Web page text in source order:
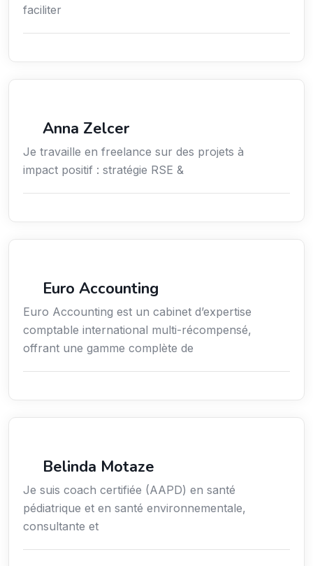
faciliter
Anna Zelcer
Je travaille en freelance sur des projets à
impact positif : stratégie RSE &
Euro Accounting
Euro Accounting est un cabinet d’expertise
comptable international multi-récompensé,
offrant une gamme complète de
Belinda Motaze
Je suis coach certifiée (AAPD) en santé
pédiatrique et en santé environnementale,
consultante et